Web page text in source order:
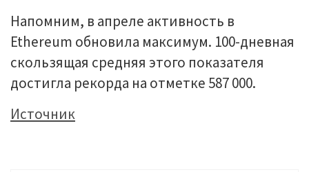
Напомним, в апреле активность в
Ethereum обновила максимум. 100-дневная
скользящая средняя этого показателя
достигла рекорда на отметке 587 000.
Источник